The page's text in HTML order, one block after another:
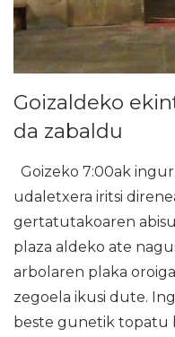
Goizaldeko
da zabaldu
Goizeko 7:00ak
udaletxera iritsi
gertatutakoaren
plaza aldeko ate
arbolaren plaka
zegoela ikusi dute.
beste gunetik topatu